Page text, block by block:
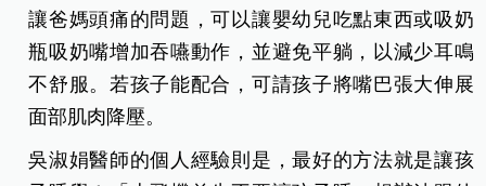
讓爸媽頭痛的問題，可以讓嬰幼兒吃點東西或吸奶
瓶吸奶嘴增加吞嚥動作，並避免平躺，以減少耳鳴
不舒服。若孩子能配合，可請孩子將嘴巴張大伸展
面部肌肉降壓。
吳淑娟醫師的個人經驗則是，最好的方法就是讓孩